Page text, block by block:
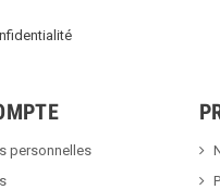
personnelles